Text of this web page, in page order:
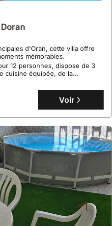
6 Personnes
axes majeurs, cette villa
peut accueillir 6 personnes
de la climatisation, d'une
confortable.
Voir
d'Oran, cette villa offre
mémorables.
12 personnes, dispose de 3
cuisine équipée, de la
des vacances réussies.
Voir